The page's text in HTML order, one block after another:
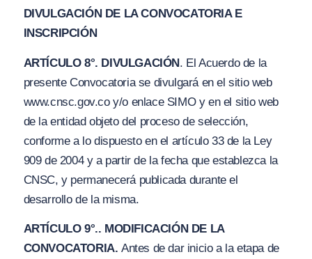
DIVULGACIÓN DE LA CONVOCATORIA E
INSCRIPCIÓN
ARTÍCULO 8°. DIVULGACIÓN. El Acuerdo de la
presente Convocatoria se divulgará en el sitio web
www.cnsc.gov.coy/o enlace SIMO y en el sitio web
de la entidad objeto del proceso de selección,
conforme a lo dispuesto en el artículo 33 de la Ley
909 de 2004 y a partir de la fecha que establezca la
CNSC, y permanecerá publicada durante el
desarrollo de la misma.
ARTÍCULO 9°.. MODIFICACIÓN DE LA
CONVOCATORIA. Antes de dar inicio a la etapa de